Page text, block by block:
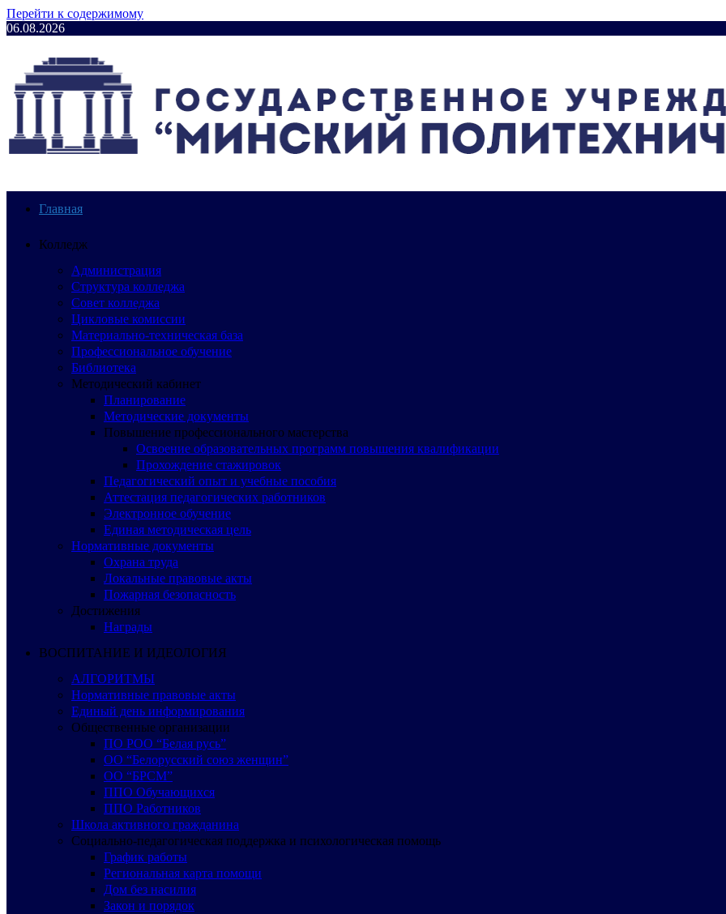
Перейти к содержимому
06.08.2026
Главная
Колледж
Администрация
Структура колледжа
Совет колледжа
Цикловые комиссии
Материально-техническая база
Профессиональное обучение
Библиотека
Методический кабинет
Планирование
Методические документы
Повышение профессионального мастерства
Освоение образовательных программ повышения квалификации
Прохождение стажировок
Педагогический опыт и учебные пособия
Аттестация педагогических работников
Электронное обучение
Единая методическая цель
Нормативные документы
Охрана труда
Локальные правовые акты
Пожарная безопасность
Достижения
Награды
ВОСПИТАНИЕ И ИДЕОЛОГИЯ
АЛГОРИТМЫ
Нормативные правовые акты
Единый день информирования
Общественные организации
ПО РОО “Белая русь”
ОО “Белорусский союз женщин”
ОО “БРСМ”
ППО Обучающихся
ППО Работников
Школа активного гражданина
Социально-педагогическая поддержка и психологическая помощь
График работы
Региональная карта помощи
Дом без насилия
Закон и порядок